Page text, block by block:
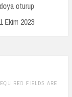
oturup
Ekim 2023
FIELDS ARE